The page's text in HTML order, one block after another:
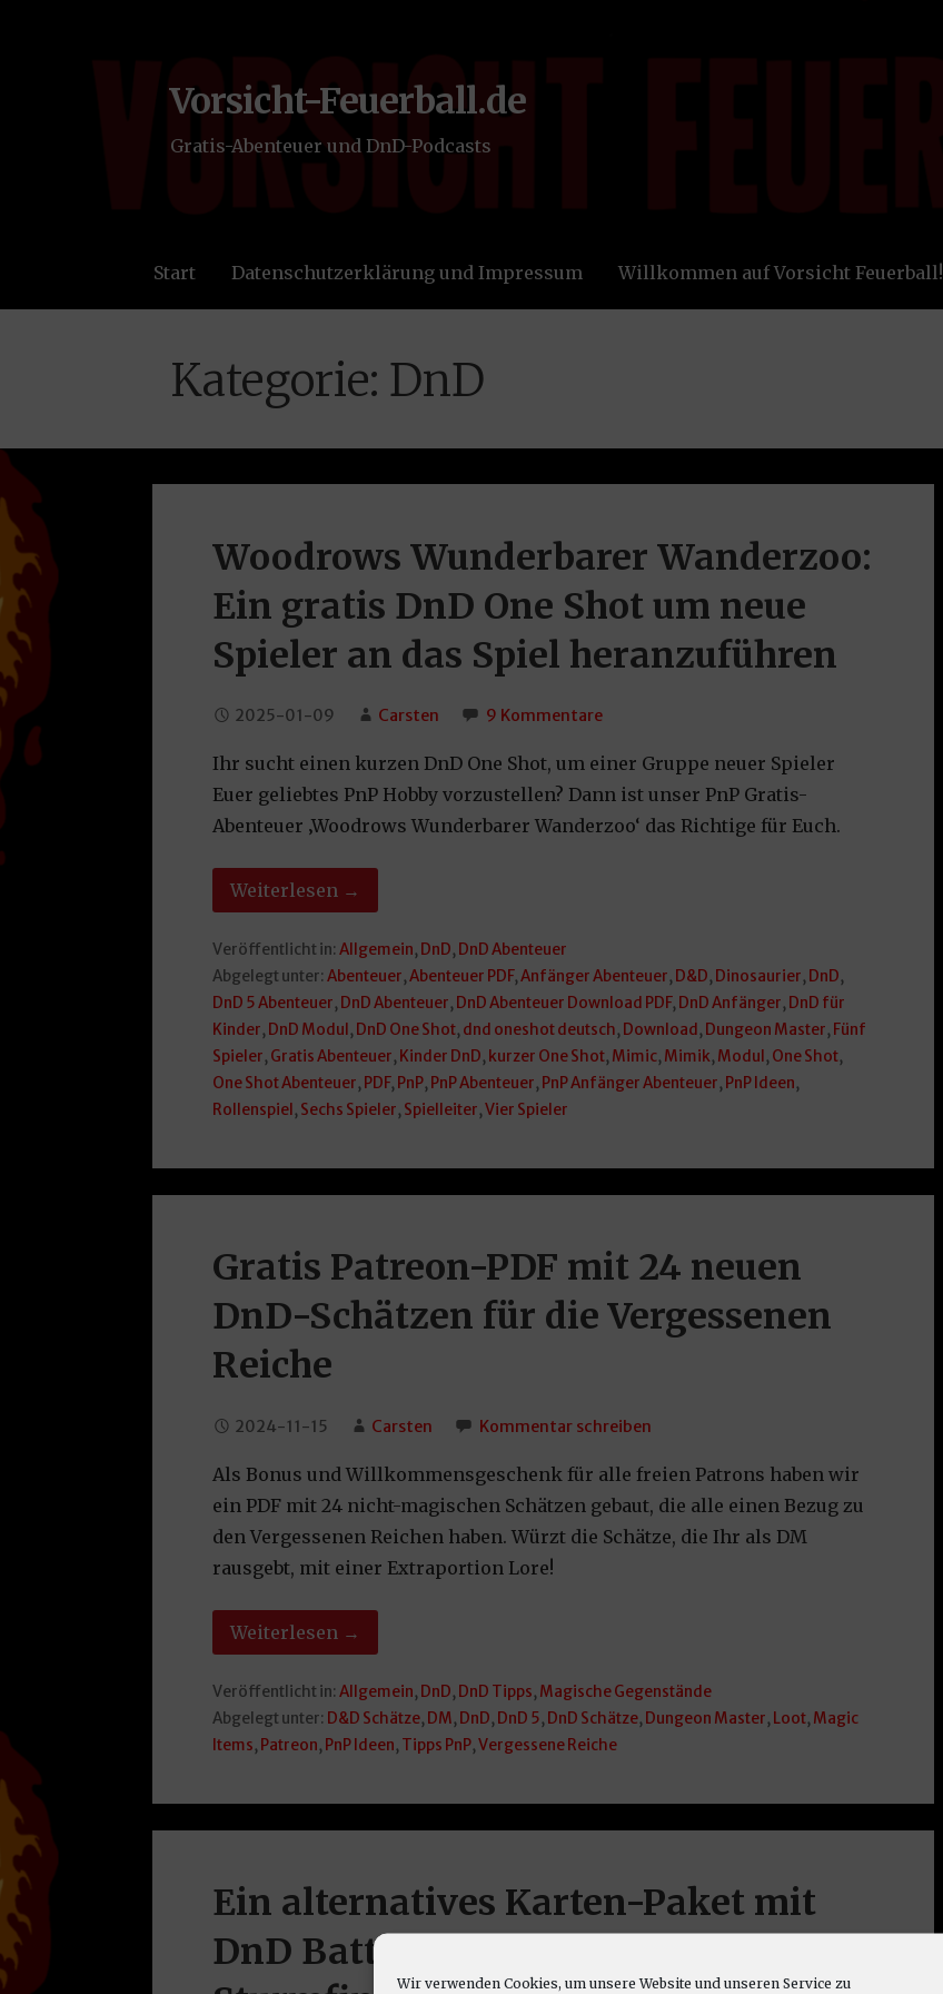
Wir verwenden Cookies, um unsere Website und unseren Service zu
Vorsicht-Feuerball.de
Gratis-Abenteuer und DnD-Podcasts
Start Datenschutzerklärung und Impressum Willkommen auf Vorsicht Feuerball!
Kategorie: DnD
Woodrows Wunderbarer Wanderzoo:
Ein gratis DnD One Shot um neue
Spieler an das Spiel heranzuführen
2025-01-09 Carsten 9 Kommentare
Ihr sucht einen kurzen DnD One Shot, um einer Gruppe neuer Spieler
Euer geliebtes PnP Hobby vorzustellen? Dann ist unser PnP Gratis-
Abenteuer ‚Woodrows Wunderbarer Wanderzoo‘ das Richtige für Euch.
Weiterlesen →
Veröffentlicht in:Allgemein, DnD, DnD Abenteuer
Abgelegt unter:Abenteuer,Abenteuer PDF,Anfänger Abenteuer, D&D, Dinosaurier, DnD,
DnD 5 Abenteuer, DnD Abenteuer, DnD Abenteuer Download PDF, DnD Anfänger, DnD für
Kinder, DnD Modul , DnD One Shot, dnd oneshot deutsch, Download , Dungeon Master, Fünf
Spieler, Gratis Abenteuer, Kinder DnD, kurzer One Shot, Mimic, Mimik, Modul , One Shot,
One Shot Abenteuer, PDF, PnP, PnP Abenteuer, PnP Anfänger Abenteuer, PnP Ideen,
Rollenspiel , Sechs Spieler, Spielleiter,Vier Spieler
Gratis Patreon-PDF mit 24 neuen
DnD-Schätzen für die Vergessenen
Reiche
2024-11-15 Carsten Kommentar schreiben
Als Bonus und Willkommensgeschenk für alle freien Patrons haben wir
ein PDF mit 24 nicht-magischen Schätzen gebaut, die alle einen Bezug zu
den Vergessenen Reichen haben. Würzt die Schätze, die Ihr als DM
rausgebt, mit einer Extraportion Lore!
Weiterlesen →
Veröffentlicht in:Allgemein, DnD, DnD Tipps, Magische Gegenstände
Abgelegt unter: D&D Schätze, DM, DnD, DnD 5, DnD Schätze, Dungeon Master, Loot, Magic
Items, Patreon, PnP Ideen, Tipps PnP,Vergessene Reiche
Ein alternatives Karten-Paket mit
DnD Battlemaps für unser Abenteuer